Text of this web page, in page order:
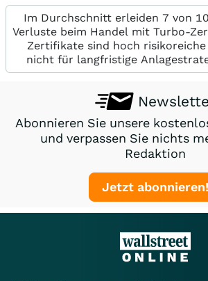
Im Durchschnitt erleiden 7 von
Verluste beim Handel mit Turbo-
Zertifikate sind hoch
nicht für langfristige
Abonnieren Sie unsere
und verpassen Sie nichts
Redaktion
Jetzt abonnieren!